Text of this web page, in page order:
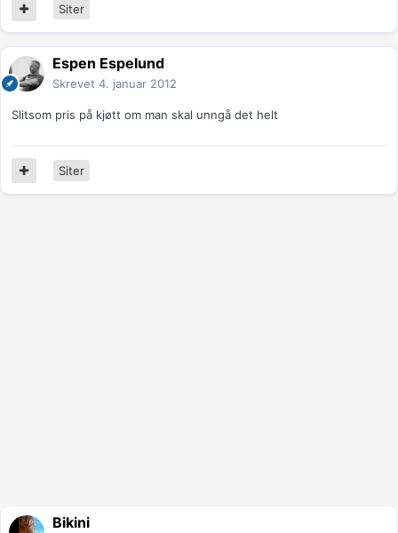
Siter
Espen Espelund
Skrevet 4. januar 2012
Slitsom pris på kjøtt om man skal unngå det helt
Siter
Bikini